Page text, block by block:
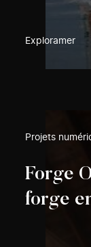
Exploramer
Projets
Forge
forge